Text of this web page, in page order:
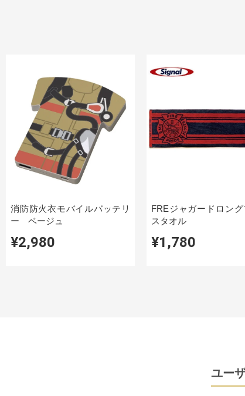
消防防火衣モバイルバッテリ
ー ベージュ
¥2,980
FREジャガードロング
スタオル
¥1,780
ユー